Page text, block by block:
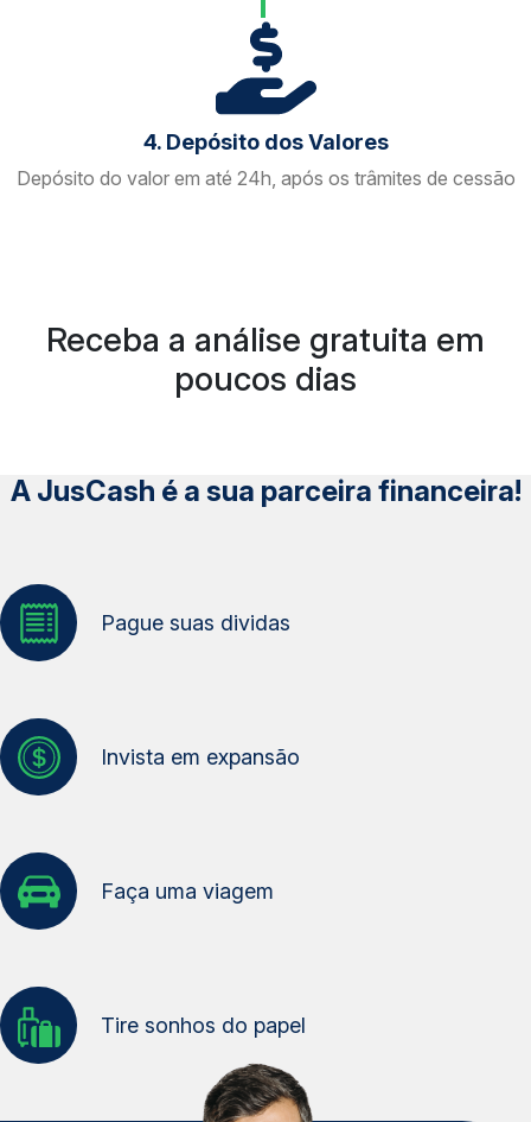
4. Depósito dos Valores
Depósito do valor em até 24h, após os trâmites de cessão
Receba a análise gratuita em
poucos dias
A JusCash é a sua parceira financeira!
Pague suas dividas
Invista em expansão
Faça uma viagem
Tire sonhos do papel